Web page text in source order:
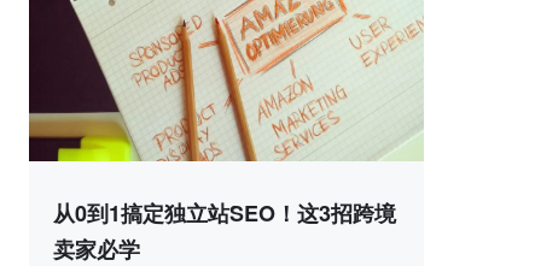
从0到1搞定独立站SEO！这3招跨境
卖家必学